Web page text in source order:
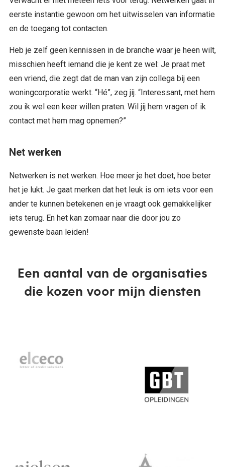
eerste instantie gewoon om het uitwisselen van informatie
en de toegang tot contacten.
Heb je zelf geen kennissen in de branche waar je heen wilt,
misschien heeft iemand die je kent ze wel: Je praat met
een vriend, die zegt dat de man van zijn collega bij een
woningcorporatie werkt. “Hé”, zeg jij. “Interessant, met hem
zou ik wel een keer willen praten. Wil jij hem vragen of ik
contact met hem mag opnemen?”
Net werken
Netwerken is net werken. Hoe meer je het doet, hoe beter
het je lukt. Je gaat merken dat het leuk is om iets voor een
ander te kunnen betekenen en je vraagt ook gemakkelijker
iets terug. En het kan zomaar naar die door jou zo
gewenste baan leiden!
Een aantal van de organisaties
die kozen voor mijn diensten